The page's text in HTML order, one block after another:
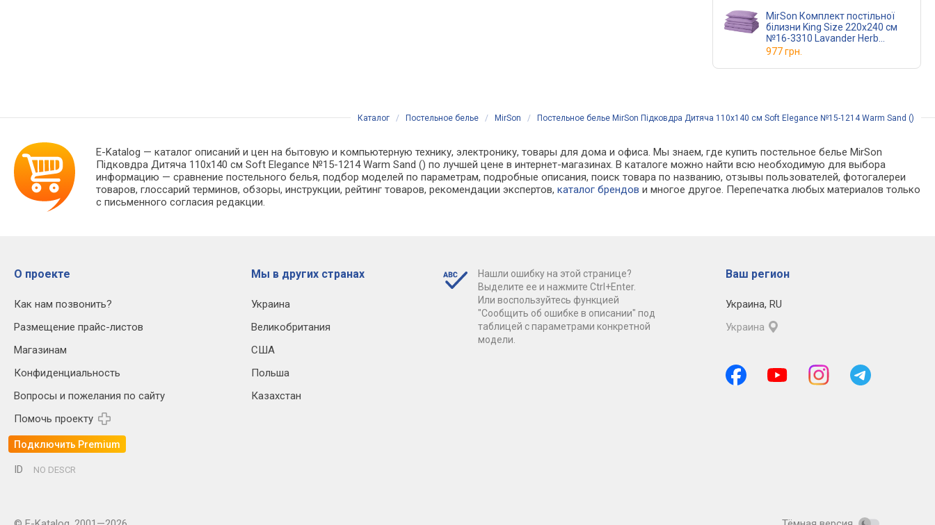
MirSon Комплект постільної
білизни King Size 220х240 см
№16-3310 Lavander Herb
Мікросатин Premium
977 грн.
Каталог / Постельное белье / MirSon / Постельное белье MirSon Підковдра Дитяча 110х140 см Soft Elegance №15-1214 Warm Sand ()
E-Katalog — каталог описаний и цен на бытовую и компьютерную технику, электронику, товары для дома и офиса. Мы знаем, где купить постельное белье MirSon
Підковдра Дитяча 110х140 см Soft Elegance №15-1214 Warm Sand () по лучшей цене в интернет-магазинах. В каталоге можно найти всю необходимую для выбора
информацию — сравнение постельного белья, подбор моделей по параметрам, подробные описания, поиск товара по названию, отзывы пользователей, фотогалереи
товаров, глоссарий терминов, обзоры, инструкции, рейтинг товаров, рекомендации экспертов,каталог брендов и многое другое. Перепечатка любых материалов только
с письменного согласия редакции.
О проекте
Как нам позвонить?
Размещение прайс-листов
Магазинам
Конфиденциальность
Вопросы и пожелания по сайту
Помочь проекту
Подключить Premium
Мы в других странах
Украина
Великобритания
США
Польша
Казахстан
Нашли ошибку на этой странице?
Выделите ее и нажмите Ctrl+Enter.
Или воспользуйтесь функцией
"Сообщить об ошибке в описании" под
таблицей с параметрами конкретной
модели.
Ваш регион
Украина, RU
Украина
ID NO DESCR